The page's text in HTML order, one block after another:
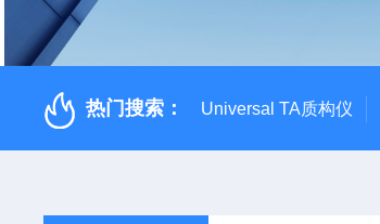
热门搜索： Universal TA质构仪